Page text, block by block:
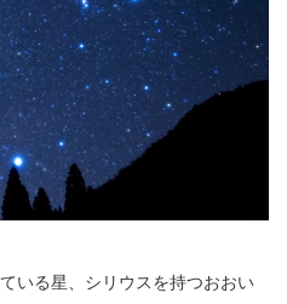
いる星、シリウスを持つおおい